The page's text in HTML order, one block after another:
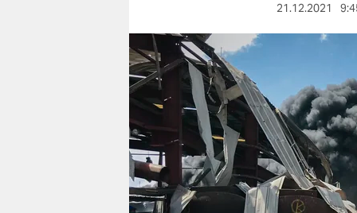
nord
wahrheit
verlag
verlag
veranstaltungen
shop
21.12.2021